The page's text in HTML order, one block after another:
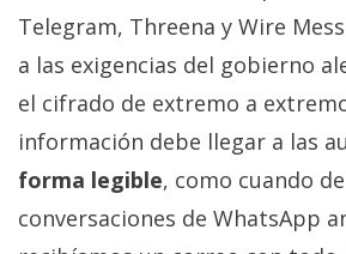
Telegram, Threena y Wire
a las exigencias del gobierno
el cifrado de extremo a
información debe llegar a las
forma legible, como cuando
conversaciones de WhatsApp